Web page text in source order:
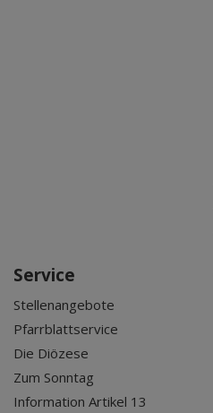
Service
Stellenangebote
Pfarrblattservice
Die Diözese
Zum Sonntag
Information Artikel 13